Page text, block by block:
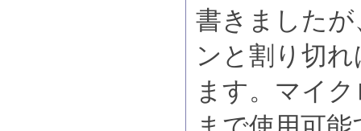
書きました
ンと割り切
ます。マイ